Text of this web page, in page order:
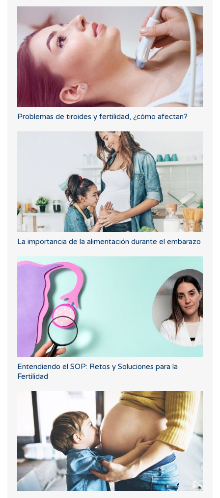
Problemas de tiroides y fertilidad, ¿cómo afectan?
La importancia de la alimentación durante el embarazo
Entendiendo el SOP: Retos y Soluciones para la
Fertilidad